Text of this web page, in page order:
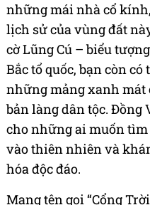
những mái nhà cổ
lịch sử của vùng đất
cờ Lũng Cú – biểu
Bắc tổ quốc, bạn còn
những mảng xanh mát
bản làng dân tộc. Đồng
cho những ai muốn
vào thiên nhiên và
hóa độc đáo.
Mang tên gọi “Cổng